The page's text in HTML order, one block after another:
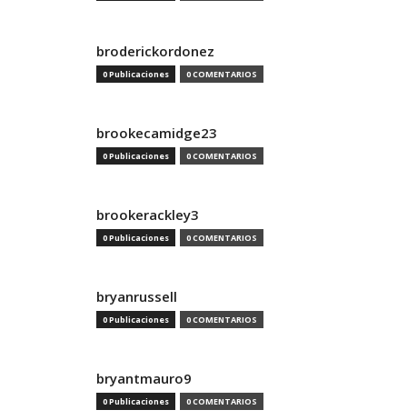
broderickordonez
0 Publicaciones 0 COMENTARIOS
brookecamidge23
0 Publicaciones 0 COMENTARIOS
brookerackley3
0 Publicaciones 0 COMENTARIOS
bryanrussell
0 Publicaciones 0 COMENTARIOS
bryantmauro9
0 Publicaciones 0 COMENTARIOS